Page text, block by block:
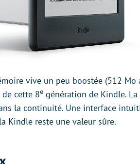
vive un peu boostée (512
cette 8e génération de Kindle.
la continuité. Une interface
Kindle reste une valeur sûre.